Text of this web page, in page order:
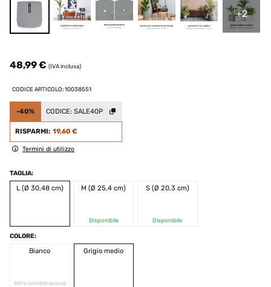
+2
48,99 € (IVA inclusa)
CODICE ARTICOLO: 10038551
-40% CODICE: SALE40P
RISPARMI: 19,60 €
Termini di utilizzo
TAGLIA:
L (Ø 30,48 cm)
M (Ø 25,4 cm)
Disponibile
S (Ø 20,3 cm)
Disponibile
COLORE:
Bianco
Altra combinazione
Grigio medio